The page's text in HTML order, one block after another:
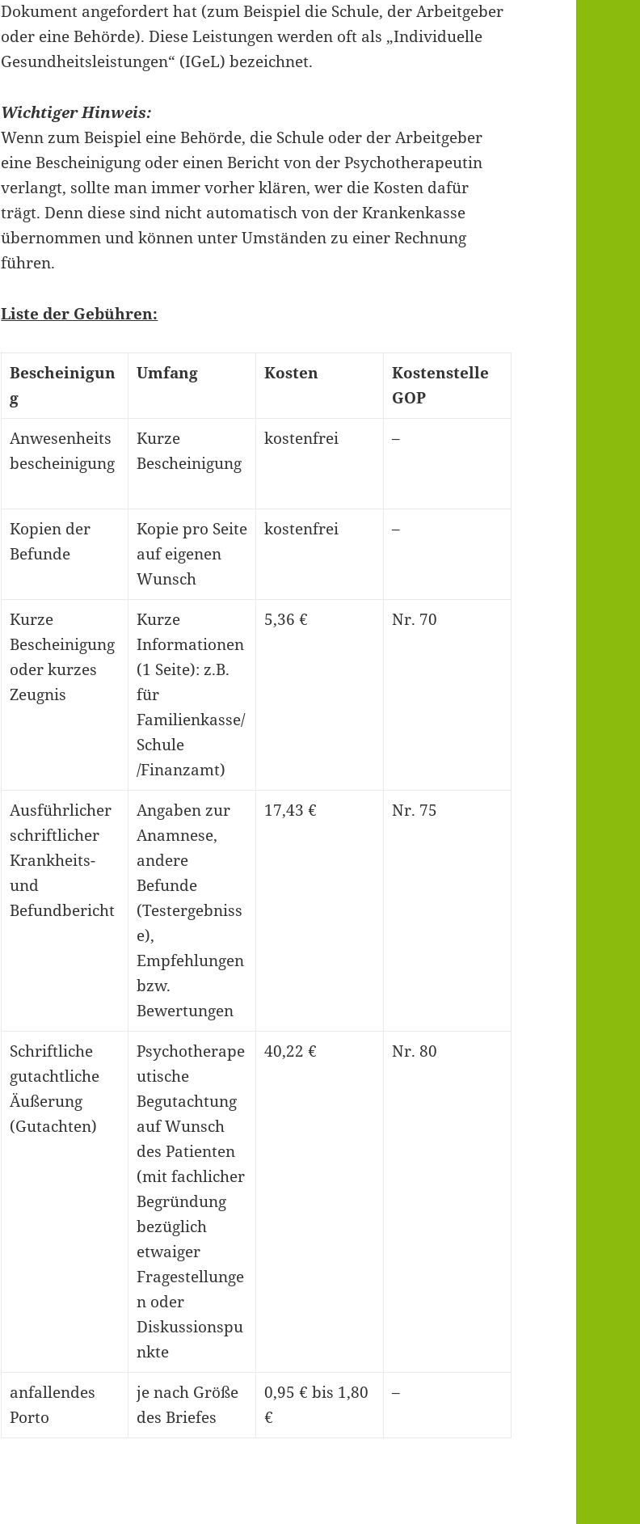
Dokument angefordert hat (zum Beispiel die Schule, der Arbeitgeber
oder eine Behörde). Diese Leistungen werden oft als „Individuelle
Gesundheitsleistungen“ (IGeL) bezeichnet.
Wichtiger Hinweis:
Wenn zum Beispiel eine Behörde, die Schule oder der Arbeitgeber
eine Bescheinigung oder einen Bericht von der Psychotherapeutin
verlangt, sollte man immer vorher klären, wer die Kosten dafür
trägt. Denn diese sind nicht automatisch von der Krankenkasse
übernommen und können unter Umständen zu einer Rechnung
führen.
Liste der Gebühren:
Bescheinigun
g
Umfang Kosten
Kostenstelle
GOP
Anwesenheits
bescheinigung
Kurze
Bescheinigung
kostenfrei –
Kopien der
Befunde
Kopie pro Seite
auf eigenen
Wunsch
kostenfrei –
Kurze
Bescheinigung
oder kurzes
Zeugnis
Kurze
Informationen
(1 Seite): z.B.
für
Familienkasse/
Schule
/Finanzamt)
5,36 € Nr. 70
Ausführlicher
schriftlicher
Krankheits-
und
Befundbericht
Angaben zur
Anamnese,
andere
Befunde
(Testergebniss
e),
Empfehlungen
bzw.
Bewertungen
17,43 € Nr. 75
Schriftliche
gutachtliche
Äußerung
(Gutachten)
Psychotherape
utische
Begutachtung
auf Wunsch
des Patienten
(mit fachlicher
Begründung
bezüglich
etwaiger
Fragestellunge
n oder
Diskussionspu
nkte
40,22 € Nr. 80
anfallendes
Porto
je nach Größe
des Briefes
0,95 € bis 1,80
€
–